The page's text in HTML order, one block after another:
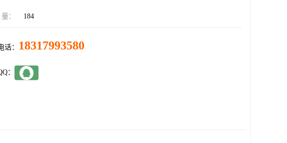
： 184
话： 18317993580
：